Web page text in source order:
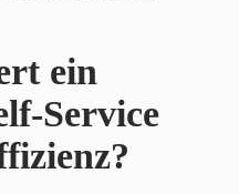
ein
Service